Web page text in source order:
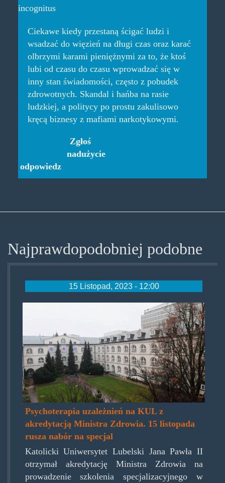
incognitus
Ciekawe kiedy przestaną ścigać ludzi i
wsadzać do więzień na długi czas oraz karać
olbrzymi karami pieniężnymi za to, że ktoś
lubi od czasu do czasu wprowadzać się w
inny stan świadomości, często z pobudek
zdrowotnych. Skandal i hańba na rasie
ludzkiej, a politycy po prostu zakulisowo
kręcą biznesy z mafiami narkotykowymi.
odpowiedz
Zgłoś
nadużycie
Najprawdopodobniej podobne
15 Listopad, 2023 - 12:00
Psychoterapia uzależnień na KUL z
akredytacją Ministra Zdrowia. 15 listopada
rusza nabór na specjal
Katolicki Uniwersytet Lubelski Jana Pawła II
otrzymał akredytację Ministra Zdrowia na
prowadzenie szkolenia specjalizacyjnego w